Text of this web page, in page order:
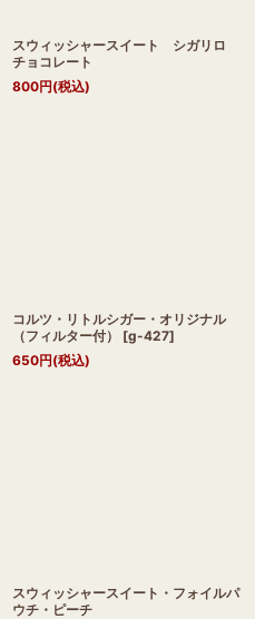
スウィッシャースイート シガリロ
チョコレート
800円(税込)
コルツ・リトルシガー・オリジナル
（フィルター付）
[g-427]
650円(税込)
スウィッシャースイート・フォイルパ
ウチ・ピーチ